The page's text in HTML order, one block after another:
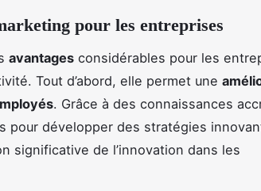
pour les entreprises
avantages considérables pour les
Tout d’abord, elle permet une
. Grâce à des connaissances
pour développer des stratégies
significative de l’innovation dans les